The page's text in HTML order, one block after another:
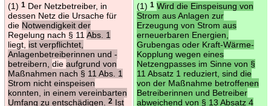
(1) 1Der Netzbetreiber, in
dessen Netz die Ursache für
die Notwendigkeit der
Regelung nach § 11 Abs. 1
liegt, ist verpflichtet,
Anlagenbetreiberinnen und -
betreibern, die aufgrund von
Maßnahmen nach § 11 Abs. 1
Strom nicht einspeisen
konnten, in einem vereinbarten
Umfang zu entschädigen.
2Ist
(1) 1 Wird die Einspeisung von
Strom aus Anlagen zur
Erzeugung von Strom aus
erneuerbaren Energien,
Grubengas oder Kraft-Wärme-
Kopplung wegen eines
Netzengpasses im Sinne von §
11 Absatz 1 reduziert, sind die
von der Maßnahme betroffenen
Betreiberinnen und Betreiber
abweichend von § 13 Absatz 4